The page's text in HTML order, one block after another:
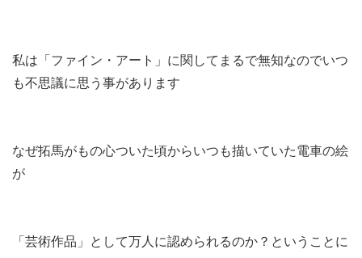
私は「ファイン・アート」に関してまるで無知なのでいつ
も不思議に思う事があります
なぜ拓馬がもの心ついた頃からいつも描いていた電車の絵
が
「芸術作品」として万人に認められるのか？ということに